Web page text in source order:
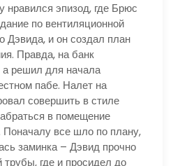
нравился эпизод, где Брюс
по вентиляционной
Дэвида, и он создал план
Правда, на банк
а решил для начала
пабе. Налет на
совершить в стиле
в помещение
все шло по плану,
заминка – Дэвид прочно
трубы, где и просидел до